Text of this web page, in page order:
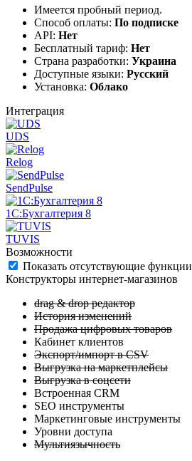
Имеется пробный период.
Способ оплаты: По подписке
API: Нет
Бесплатный тариф: Нет
Страна разработки: Украина
Доступные языки: Русский
Установка: Облако
Интеграция
UDS
Relog
SendPulse
1С:Бухгалтерия 8
TUVIS
Возможности
Показать отсутствующие функции
Конструкторы интернет-магазинов
drag & drop редактор
История изменений
Продажа цифровых товаров
Кабинет клиентов
Экспорт/импорт в CSV
Выгрузка на маркетплейсы
Выгрузка в соцсети
Встроенная CRM
SEO инструменты
Маркетинговые инструменты
Уровни доступа
Мультиязычность